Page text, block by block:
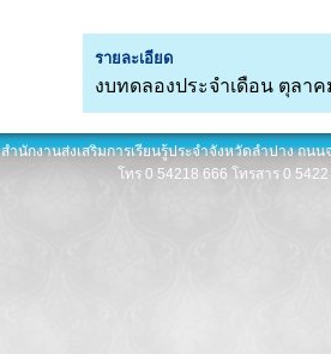
รายละเอียด
งบทดลองประจำเดือน ตุลาค
สำนักงานส่งเสริมการเรียนรู้ประจำจังหวัดลำปาง ถน
โทร 0 54218 666 โทรสาร 0